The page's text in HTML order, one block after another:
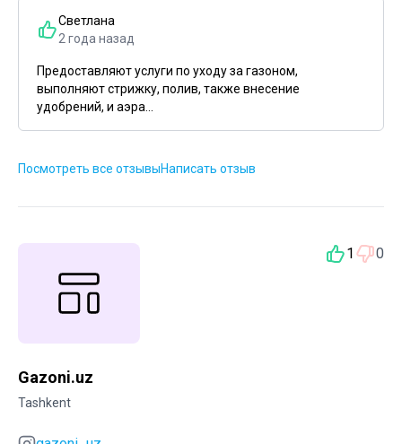
Светлана
2 года назад
Предоставляют услуги по уходу за газоном,
выполняют стрижку, полив, также внесение
удобрений, и аэра...
Посмотреть все отзывыНаписать отзыв
1 0
Gazoni.uz
Tashkent